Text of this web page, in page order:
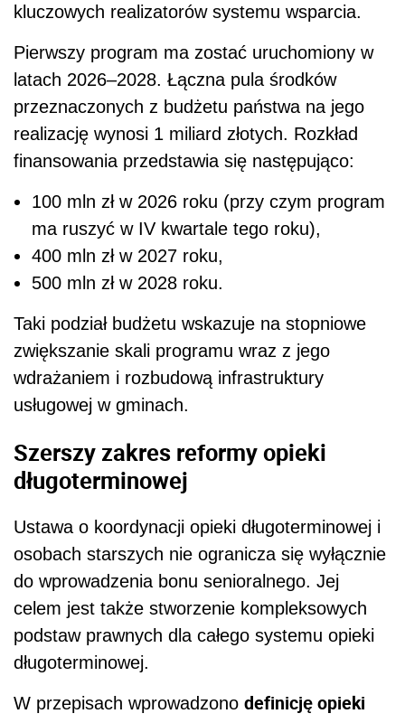
kluczowych realizatorów systemu wsparcia.
Pierwszy program ma zostać uruchomiony w
latach 2026–2028. Łączna pula środków
przeznaczonych z budżetu państwa na jego
realizację wynosi 1 miliard złotych. Rozkład
finansowania przedstawia się następująco:
100 mln zł w 2026 roku (przy czym program
ma ruszyć w IV kwartale tego roku),
400 mln zł w 2027 roku,
500 mln zł w 2028 roku.
Taki podział budżetu wskazuje na stopniowe
zwiększanie skali programu wraz z jego
wdrażaniem i rozbudową infrastruktury
usługowej w gminach.
Szerszy zakres reformy opieki
długoterminowej
Ustawa o koordynacji opieki długoterminowej i
osobach starszych nie ogranicza się wyłącznie
do wprowadzenia bonu senioralnego. Jej
celem jest także stworzenie kompleksowych
podstaw prawnych dla całego systemu opieki
długoterminowej.
W przepisach wprowadzono definicję opieki